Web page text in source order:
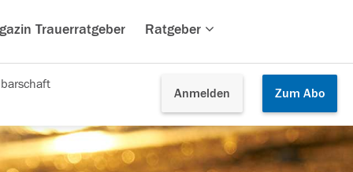
Trauerratgeber Ratgeber
Anmelden Zum Abo